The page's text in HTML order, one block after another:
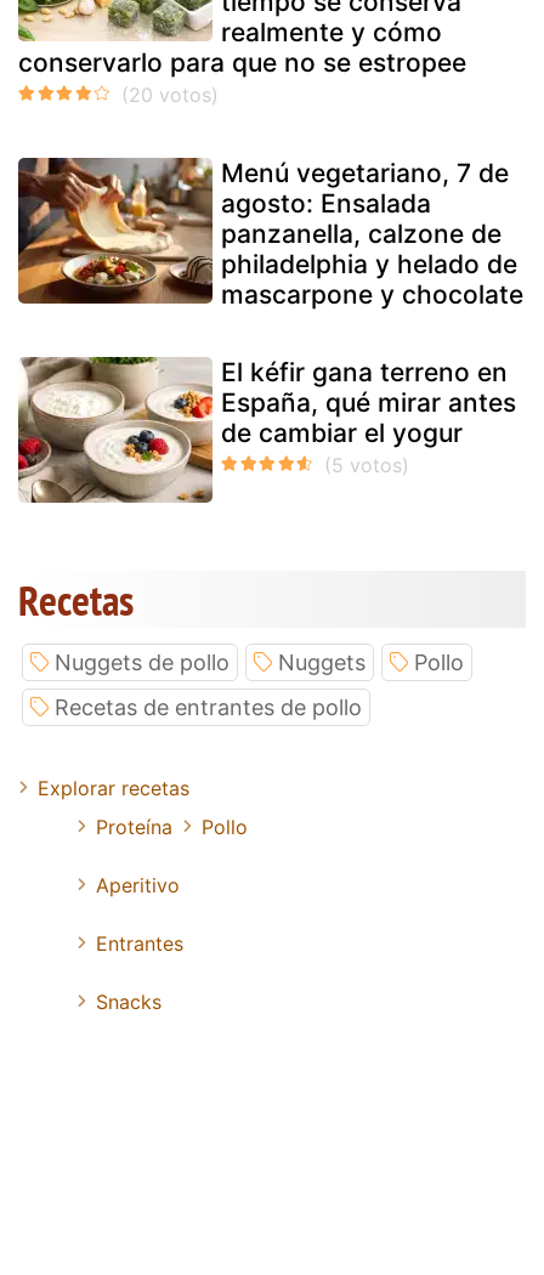
realmente y cómo
conservarlo para que no se estropee
Menú vegetariano, 7 de
agosto: Ensalada
panzanella, calzone de
philadelphia y helado de
mascarpone y chocolate
El kéfir gana terreno en
España, qué mirar antes
de cambiar el yogur
Recetas
Nuggets de pollo Nuggets
Pollo
Recetas de entrantes de pollo
Explorar recetas
Proteína
Pollo
Aperitivo
Entrantes
Snacks